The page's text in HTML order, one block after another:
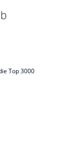
Top 3000